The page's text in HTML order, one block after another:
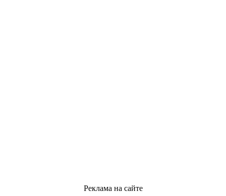
Реклама на сайте